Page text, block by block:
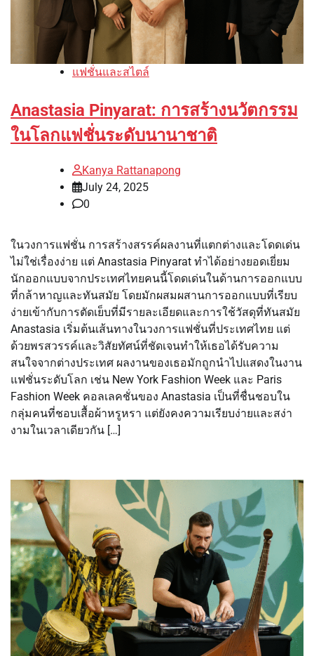
แฟชั่นและสไตล์
Anastasia Pinyarat: การสร้างนวัตกรรม
ในโลกแฟชั่นระดับนานาชาติ
Kanya Rattanapong
July 24, 2025
0
ในวงการแฟชั่น การสร้างสรรค์ผลงานที่แตกต่างและโดดเด่น
ไม่ใช่เรื่องง่าย แต่ Anastasia Pinyarat ทำได้อย่างยอดเยี่ยม
นักออกแบบจากประเทศไทยคนนี้โดดเด่นในด้านการออกแบบ
ที่กล้าหาญและทันสมัย โดยมักผสมผสานการออกแบบที่เรียบ
ง่ายเข้ากับการตัดเย็บที่มีรายละเอียดและการใช้วัสดุที่ทันสมัย
Anastasia เริ่มต้นเส้นทางในวงการแฟชั่นที่ประเทศไทย แต่
ด้วยพรสวรรค์และวิสัยทัศน์ที่ชัดเจนทำให้เธอได้รับความ
สนใจจากต่างประเทศ ผลงานของเธอมักถูกนำไปแสดงในงาน
แฟชั่นระดับโลก เช่น New York Fashion Week และ Paris
Fashion Week คอลเลคชั่นของ Anastasia เป็นที่ชื่นชอบใน
กลุ่มคนที่ชอบเสื้อผ้าหรูหรา แต่ยังคงความเรียบง่ายและสง่า
งามในเวลาเดียวกัน […]